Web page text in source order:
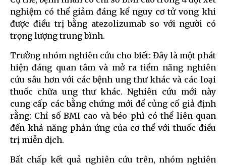
nghiệm có thể giảm đáng kể nguy cơ tử vong khi
được điều trị bằng atezolizumab so với người có
trọng lượng trung bình.
Trưởng nhóm nghiên cứu cho biết: Đây là một phát
hiện đáng quan tâm và mở ra tiềm năng nghiên
cứu sâu hơn với các bệnh ung thư khác và các loại
thuốc chữa ung thư khác. Nghiên cứu mới này
cung cấp các bằng chứng mới để củng cố giả định
rằng: Chỉ số BMI cao và béo phì có thể liên quan
đến khả năng phản ứng của cơ thể với thuốc điều
trị miễn dịch.
Bất chấp kết quả nghiên cứu trên, nhóm nghiên